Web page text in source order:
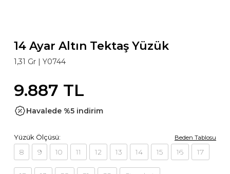
14 Ayar Altın Tektaş Yüzük
1,31 Gr | Y0744
9.887 TL
Havalede %5 indirim
Yüzük Ölçüsü: Beden Tablosu
8 9 10 11 12 13 14 15 16 17